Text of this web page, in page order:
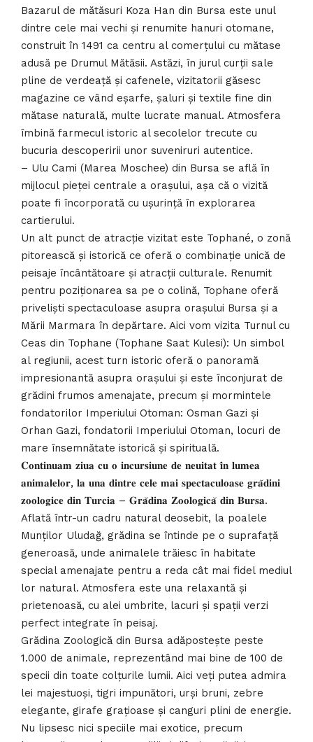
Bazarul de mătăsuri Koza Han din Bursa este unul
dintre cele mai vechi și renumite hanuri otomane,
construit în 1491 ca centru al comerțului cu mătase
adusă pe Drumul Mătăsii. Astăzi, în jurul curții sale
pline de verdeață și cafenele, vizitatorii găsesc
magazine ce vând eșarfe, șaluri și textile fine din
mătase naturală, multe lucrate manual. Atmosfera
îmbină farmecul istoric al secolelor trecute cu
bucuria descoperirii unor suveniruri autentice.
– Ulu Cami (Marea Moschee) din Bursa se află în
mijlocul pieței centrale a orașului, așa că o vizită
poate fi încorporată cu ușurință în explorarea
cartierului.
Un alt punct de atracție vizitat este Tophané, o zonă
pitorească și istorică ce oferă o combinație unică de
peisaje încântătoare și atracții culturale. Renumit
pentru poziționarea sa pe o colină, Tophane oferă
priveliști spectaculoase asupra orașului Bursa și a
Mării Marmara în depărtare. Aici vom vizita Turnul cu
Ceas din Tophane (Tophane Saat Kulesi): Un simbol
al regiunii, acest turn istoric oferă o panoramă
impresionantă asupra orașului și este înconjurat de
grădini frumos amenajate, precum și mormintele
fondatorilor Imperiului Otoman: Osman Gazi și
Orhan Gazi, fondatorii Imperiului Otoman, locuri de
mare însemnătate istorică și spirituală.
𝐂𝐨𝐧𝐭𝐢𝐧𝐮𝐚𝐦 𝐳𝐢𝐮𝐚 𝐜𝐮 𝐨 𝐢𝐧𝐜𝐮𝐫𝐬𝐢𝐮𝐧𝐞 𝐝𝐞 𝐧𝐞𝐮𝐢𝐭𝐚𝐭 𝐢̂𝐧 𝐥𝐮𝐦𝐞𝐚
𝐚𝐧𝐢𝐦𝐚𝐥𝐞𝐥𝐨𝐫, 𝐥𝐚 𝐮𝐧𝐚 𝐝𝐢𝐧𝐭𝐫𝐞 𝐜𝐞𝐥𝐞 𝐦𝐚𝐢 𝐬𝐩𝐞𝐜𝐭𝐚𝐜𝐮𝐥𝐨𝐚𝐬𝐞 𝐠𝐫𝐚̆𝐝𝐢𝐧𝐢
𝐳𝐨𝐨𝐥𝐨𝐠𝐢𝐜𝐞 𝐝𝐢𝐧 𝐓𝐮𝐫𝐜𝐢𝐚 – 𝐆𝐫𝐚̆𝐝𝐢𝐧𝐚 𝐙𝐨𝐨𝐥𝐨𝐠𝐢𝐜𝐚̆ 𝐝𝐢𝐧 𝐁𝐮𝐫𝐬𝐚.
Aflată într-un cadru natural deosebit, la poalele
Munților Uludağ, grădina se întinde pe o suprafață
generoasă, unde animalele trăiesc în habitate
special amenajate pentru a reda cât mai fidel mediul
lor natural. Atmosfera este una relaxantă și
prietenoasă, cu alei umbrite, lacuri și spații verzi
perfect integrate în peisaj.
Grădina Zoologică din Bursa adăpostește peste
1.000 de animale, reprezentând mai bine de 100 de
specii din toate colțurile lumii. Aici veți putea admira
lei majestuoși, tigri impunători, urși bruni, zebre
elegante, girafe grațioase și canguri plini de energie.
Nu lipsesc nici speciile mai exotice, precum